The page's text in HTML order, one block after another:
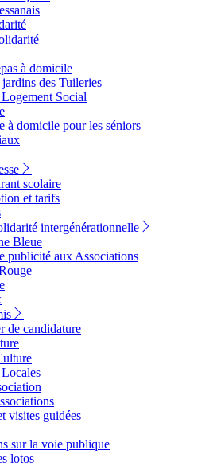
à domicile
des Tuileries
Social
à domicile pour les séniors
scolaire
et tarifs
intergénérationnelle
Bleue
publicité aux Associations
de candidature
visites guidées
sur la voie publique
lotos